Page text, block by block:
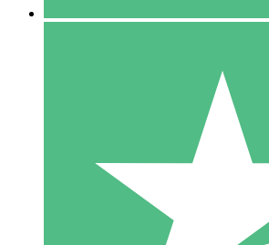
US$1500
10 Download
20